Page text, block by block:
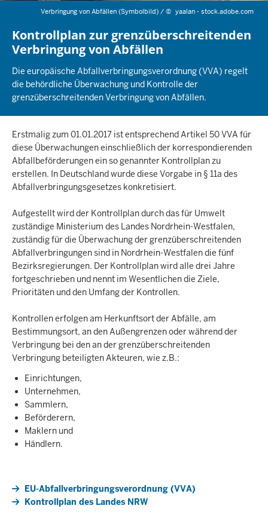
Verbringung von Abfällen (Symbolbild) /© yaalan - stock.adobe.com
Kontrollplan zur grenzüberschreitenden
Verbringung von Abfällen
Die europäische Abfallverbringungsverordnung (VVA) regelt
die behördliche Überwachung und Kontrolle der
grenzüberschreitenden Verbringung von Abfällen.
Erstmalig zum 01.01.2017 ist entsprechend Artikel 50 VVA für
diese Überwachungen einschließlich der korrespondierenden
Abfallbeförderungen ein so genannter Kontrollplan zu
erstellen. In Deutschland wurde diese Vorgabe in § 11a des
Abfallverbringungsgesetzes konkretisiert.
Aufgestellt wird der Kontrollplan durch das für Umwelt
zuständige Ministerium des Landes Nordrhein-Westfalen,
zuständig für die Überwachung der grenzüberschreitenden
Abfallverbringungen sind in Nordrhein-Westfalen die fünf
Bezirksregierungen. Der Kontrollplan wird alle drei Jahre
fortgeschrieben und nennt im Wesentlichen die Ziele,
Prioritäten und den Umfang der Kontrollen.
Kontrollen erfolgen am Herkunftsort der Abfälle, am
Bestimmungsort, an den Außengrenzen oder während der
Verbringung bei den an der grenzüberschreitenden
Verbringung beteiligten Akteuren, wie z.B.:
Einrichtungen,
Unternehmen,
Sammlern,
Beförderern,
Maklern und
Händlern.
EU-Abfallverbringungsverordnung (VVA)
Kontrollplan des Landes NRW